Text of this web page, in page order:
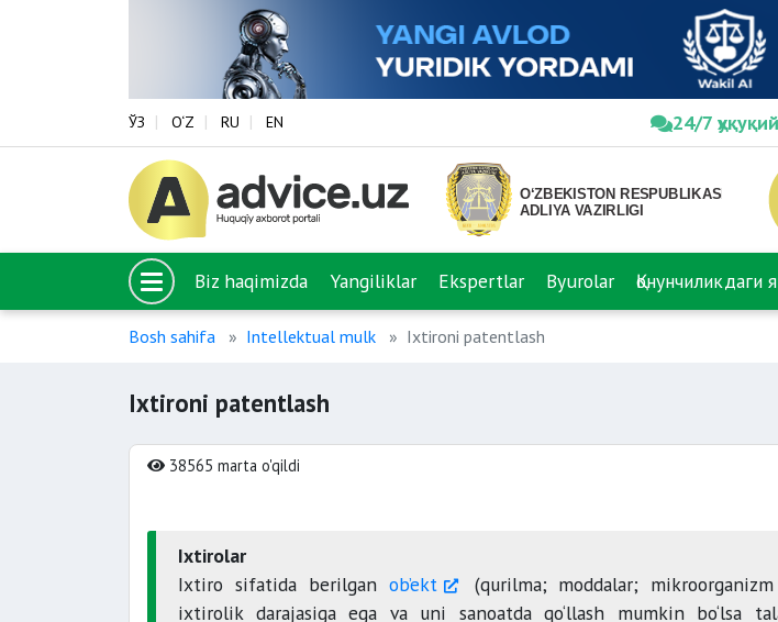
ЎЗ O‘Z RU EN 24/7
Biz haqimizda Yangiliklar Ekspertlar Byurolar Қонунчиликдаги
Bosh sahifa Intellektual mulk Ixtironi patentlash
Ixtironi patentlash
38565 marta o'qildi
Ixtirolar
Ixtiro sifatida berilgan ob’ekt
(qurilma; moddalar;
ixtirolik darajasiga ega va uni sanoatda qo‘llash mumkin bo‘lsa